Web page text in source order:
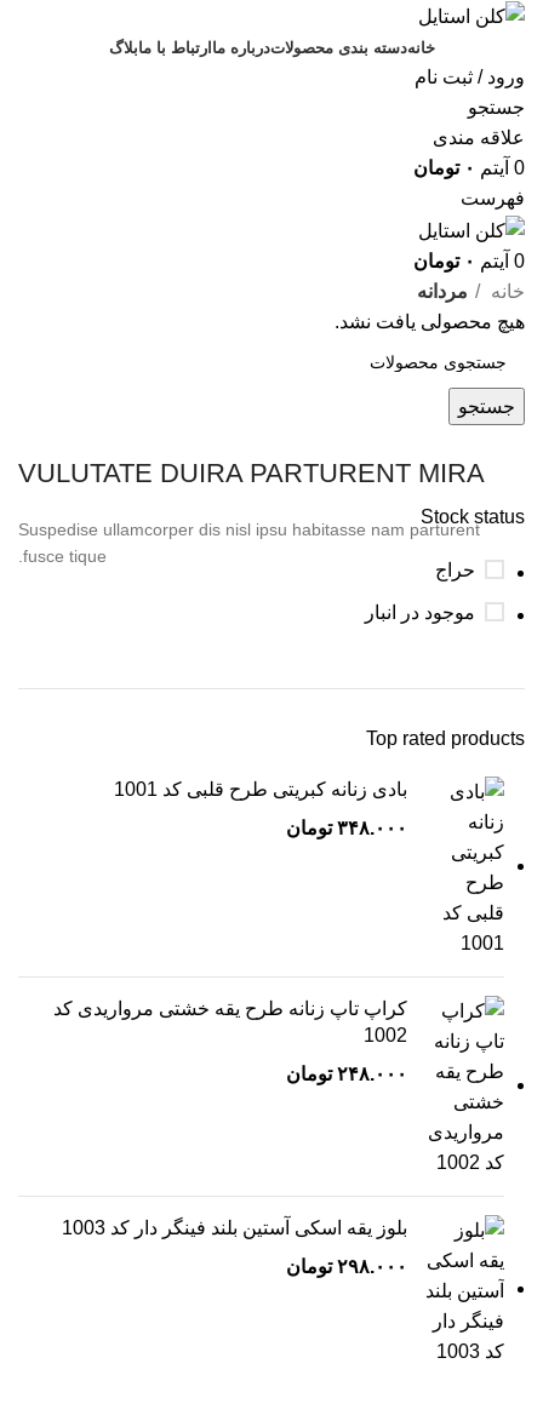
خانهدسته بندی محصولاتدرباره ما ارتباط با مابلاگ
ورود / ثبت نام
جستجو
علاقه مندی
0 آیتم ۰ تومان
فهرست
0 آیتم ۰ تومان
Stock status
حراج
موجود در انبار
Top rated products
بادی زنانه کبریتی طرح قلبی کد 1001
۳۴۸.۰۰۰ تومان
کراپ تاپ زنانه طرح یقه خشتی مرواریدی کد
1002
۲۴۸.۰۰۰ تومان
بلوز یقه اسکی آستین بلند فینگر دار کد 1003
۲۹۸.۰۰۰ تومان
خانه
مردانه
هیچ محصولی یافت نشد.
جستجو
VULUTATE DUIRA PARTURENT MIRA
Suspedise ullamcorper dis nisl ipsu habitasse nam parturent
fusce tique.